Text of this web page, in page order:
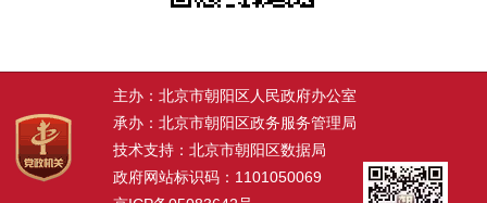
主办：北京市朝阳区人民政府办公室
承办：北京市朝阳区政务服务管理局
技术支持：北京市朝阳区数据局
政府网站标识码：1101050069